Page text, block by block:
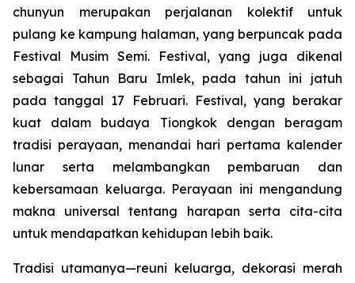
chunyun merupakan perjalanan kolektif untuk
pulang ke kampung halaman, yang berpuncak pada
Festival Musim Semi. Festival, yang juga dikenal
sebagai Tahun Baru Imlek, pada tahun ini jatuh
pada tanggal 17 Februari. Festival, yang berakar
kuat dalam budaya Tiongkok dengan beragam
tradisi perayaan, menandai hari pertama kalender
lunar serta melambangkan pembaruan dan
kebersamaan keluarga. Perayaan ini mengandung
makna universal tentang harapan serta cita-cita
untuk mendapatkan kehidupan lebih baik.
Tradisi utamanya—reuni keluarga, dekorasi merah